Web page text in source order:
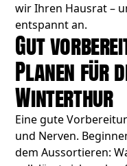
wir Ihren Hausrat –
entspannt an.
Gut
Planen für
Winterthur
Eine gute
und Nerven.
dem Aussortieren: